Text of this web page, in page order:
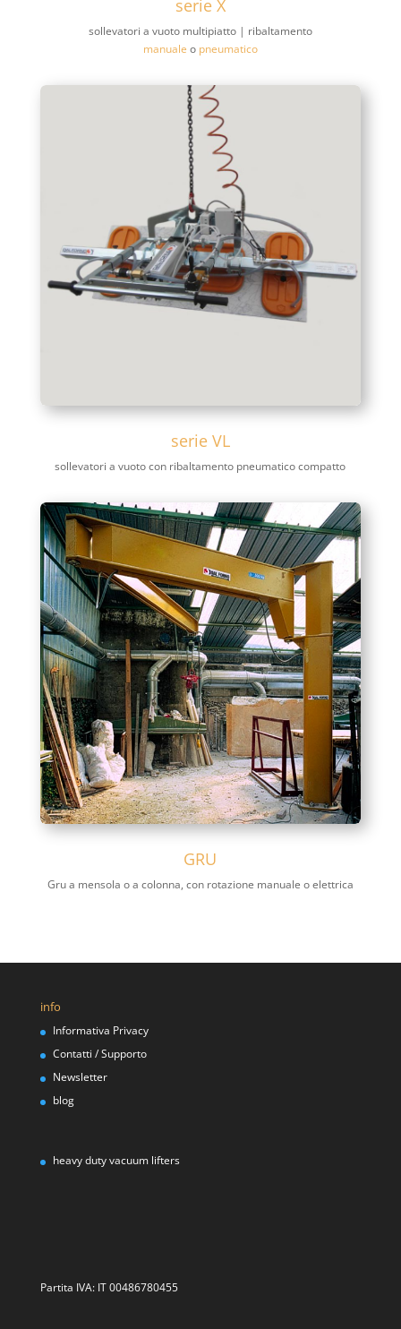
serie X
sollevatori a vuoto multipiatto | ribaltamento
manuale o pneumatico
serie VL
sollevatori a vuoto con ribaltamento pneumatico compatto
GRU
Gru a mensola o a colonna, con rotazione manuale o elettrica
info
Informativa Privacy
Contatti / Supporto
Newsletter
blog
heavy duty vacuum lifters
Partita IVA: IT 00486780455